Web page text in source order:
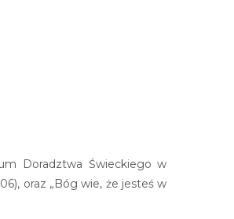
Doradztwa Świeckiego w
oraz „Bóg wie, że jesteś w